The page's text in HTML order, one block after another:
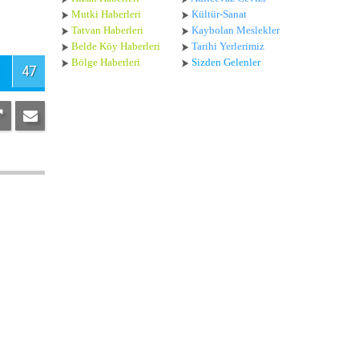
47
Mutki Haberleri
Tatvan Haberleri
Belde Köy Haberleri
Bölge Haberleri
Kültür-Sanat
Kaybolan Meslekler
Tarihi Yerlerimiz
Sizden Gelenler